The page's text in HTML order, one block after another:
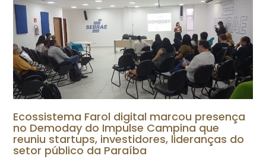
Ecossistema Farol digital marcou presença
no Demoday do Impulse Campina que
reuniu startups, investidores, lideranças do
setor público da Paraíba